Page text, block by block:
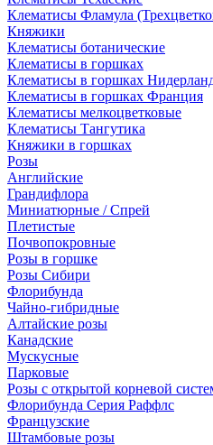
Клематисы Фламула
Княжики
Клематисы ботанические
Клематисы в горшках
Клематисы в горшках
Клематисы в горшках Франция
Клематисы мелкоцветковые
Клематисы Тангутика
Княжики в горшках
Розы
Английские
Грандифлора
Миниатюрные / Спрей
Плетистые
Почвопокровные
Розы в горшке
Розы Сибири
Флорибунда
Чайно-гибридные
Алтайские розы
Канадские
Мускусные
Парковые
Розы с открытой корневой
Флорибунда Серия Раффлс
Французские
Штамбовые розы